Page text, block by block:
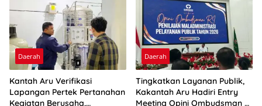
Daerah
Kantah Aru Verifikasi
Lapangan Pertek Pertanahan
Kegiatan Berusaha,
Daerah
Tingkatkan Layanan Publik,
Kakantah Aru Hadiri Entry
Meeting Opini Ombudsman RI